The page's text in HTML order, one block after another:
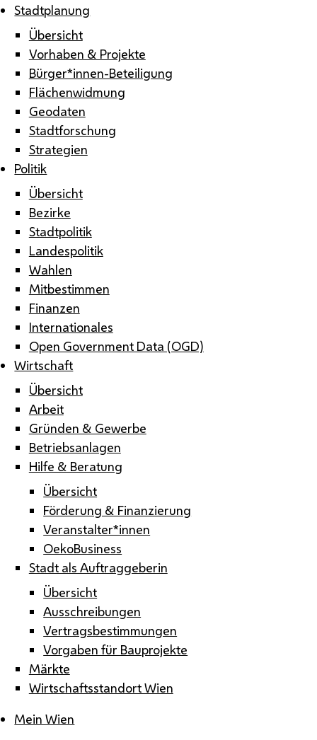
Stadtplanung
Übersicht
Vorhaben & Projekte
Bürger*innen-Beteiligung
Flächenwidmung
Geodaten
Stadtforschung
Strategien
Politik
Übersicht
Bezirke
Stadtpolitik
Landespolitik
Wahlen
Mitbestimmen
Finanzen
Internationales
Open Government Data (OGD)
Wirtschaft
Übersicht
Arbeit
Gründen & Gewerbe
Betriebsanlagen
Hilfe & Beratung
Übersicht
Förderung & Finanzierung
Veranstalter*innen
OekoBusiness
Stadt als Auftraggeberin
Übersicht
Ausschreibungen
Vertragsbestimmungen
Vorgaben für Bauprojekte
Märkte
Wirtschaftsstandort Wien
Mein Wien